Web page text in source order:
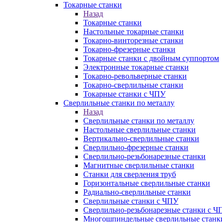
Токарные станки
Назад
Токарные станки
Настольные токарные станки
Токарно-винторезные станки
Токарно-фрезерные станки
Токарные станки с двойным суппортом
Электронные токарные станки
Токарно-револьверные станки
Токарно-сверлильные станки
Токарные станки с ЧПУ
Сверлильные станки по металлу
Назад
Сверлильные станки по металлу
Настольные сверлильные станки
Вертикально-сверлильные станки
Сверлильно-фрезерные станки
Сверлильно-резьбонарезные станки
Магнитные сверлильные станки
Станки для сверления труб
Горизонтальные сверлильные станки
Радиально-сверлильные станки
Сверлильные станки с ЧПУ
Сверлильно-резьбонарезные станки с
Многошпиндельные сверлильные